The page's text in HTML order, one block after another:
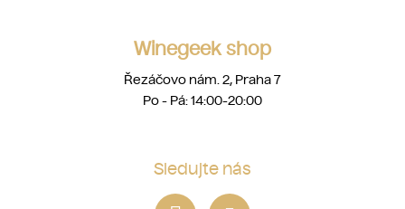
Winegeek shop
Řezáčovo nám. 2, Praha 7
Po - Pá: 14:00-20:00
Sledujte nás